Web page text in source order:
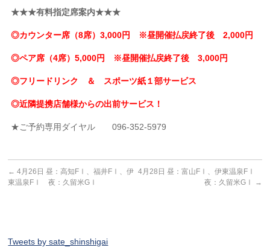
★★★有料指定席案内★★★
◎カウンター席（8席）3,000円 ※昼開催払戻終了後 2,000円
◎ペア席（4席）5,000円 ※昼開催払戻終了後 3,000円
◎フリードリンク ＆ スポーツ紙１部サービス
◎近隣提携店舗様からの出前サービス！
★ご予約専用ダイヤル 096-352-5979
← 4月26日 昼：高知FⅠ、福井FⅠ、伊
東温泉FⅠ 夜：久留米GⅠ
4月28日 昼：富山FⅠ、伊東温泉FⅠ
夜：久留米GⅠ
→
Tweets by sate_shinshigai